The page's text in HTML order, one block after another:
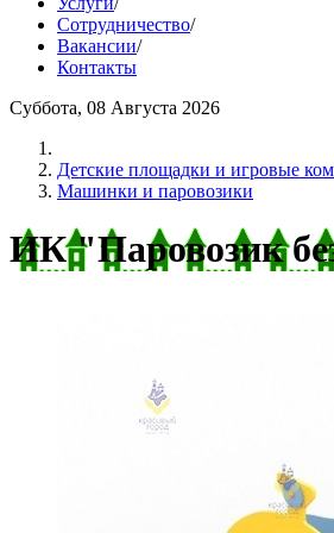
Сотрудничество/
Вакансии/
Контакты
Суббота, 08 Августа 2026
Детские площадки и игровые
Машинки и паровозики
ИК "Паровозик